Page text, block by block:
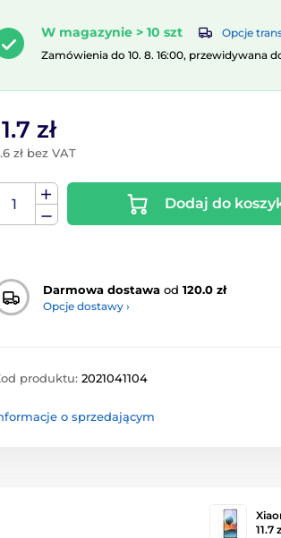
W magazynie > 10 szt
Opcje
Zamówienia do 10. 8. 16:00, przewidywana
zł
zł bez VAT
Dodaj do
Darmowa dostawa od 120.0 zł
Opcje dostawy ›
produktu: 2021041104
o sprzedającym
11.7